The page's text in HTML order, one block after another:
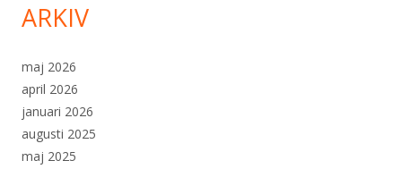
ARKIV
maj 2026
april 2026
januari 2026
augusti 2025
maj 2025